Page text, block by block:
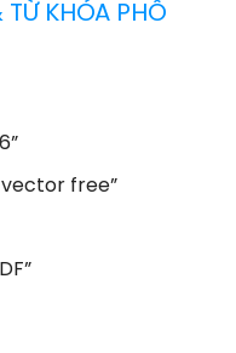
KHÓA PHỔ
free”